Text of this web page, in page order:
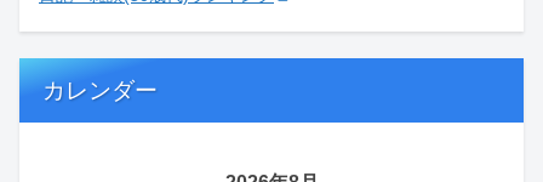
カレンダー
2026年8月